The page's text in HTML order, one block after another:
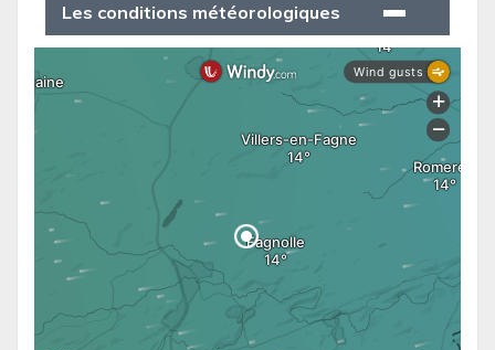
Les conditions météorologiques